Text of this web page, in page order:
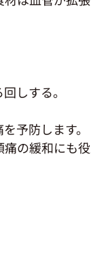
しする。
予防します。
の緩和にも役